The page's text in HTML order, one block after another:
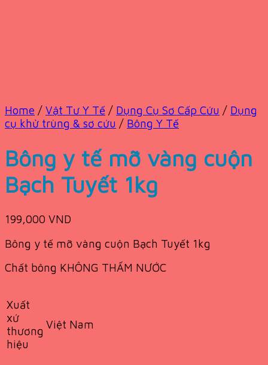
Home / Vật Tư Y Tế / Dụng Cụ Sơ Cấp Cứu / Dụng
cụ khử trùng & sơ cứu / Bông Y Tế
Bông y tế mỡ vàng cuộn
Bạch Tuyết 1kg
199,000 VND
Bông y tế mỡ vàng cuộn Bạch Tuyết 1kg
Chất bông KHÔNG THẤM NƯỚC
Xuất
xứ
thương
hiệu
Việt Nam